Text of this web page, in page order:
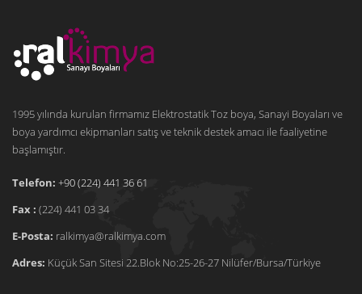
1995 yılında kurulan firmamız Elektrostatik Toz boya, Sanayi Boyaları ve
boya yardımcı ekipmanları satış ve teknik destek amacı ile faaliyetine
başlamıştır.
Telefon: +90 (224) 441 36 61
Fax : (224) 441 03 34
E-Posta: ralkimya@ralkimya.com
Adres: Küçük San Sitesi 22.Blok No:25-26-27 Nilüfer/Bursa/Türkiye